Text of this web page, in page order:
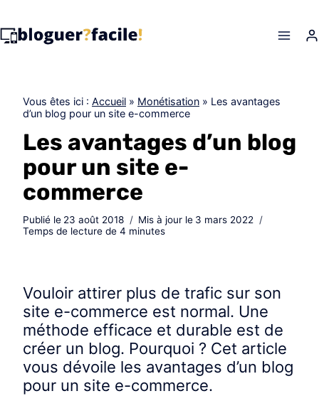
content
Vous êtes ici : Accueil » Monétisation » Les avantages
d’un blog pour un site e-commerce
Les avantages d’un blog
pour un site e-
commerce
Publié le 23 août 2018 Mis à jour le 3 mars 2022
Temps de lecture de 4 minutes
Vouloir attirer plus de trafic sur son
site e-commerce est normal. Une
méthode efficace et durable est de
créer un blog. Pourquoi ? Cet article
vous dévoile les avantages d’un blog
pour un site e-commerce.